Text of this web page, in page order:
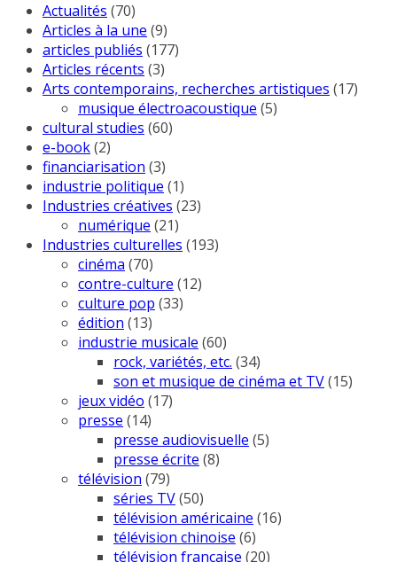
Actualités (70)
Articles à la une (9)
articles publiés (177)
Articles récents (3)
Arts contemporains, recherches artistiques (17)
musique électroacoustique (5)
cultural studies (60)
e-book(2)
financiarisation (3)
industrie politique (1)
Industries créatives (23)
numérique (21)
Industries culturelles (193)
cinéma (70)
contre-culture (12)
culture pop (33)
édition (13)
industrie musicale (60)
rock, variétés, etc. (34)
son et musique de cinéma et TV(15)
jeux vidéo (17)
presse (14)
presse audiovisuelle (5)
presse écrite (8)
télévision (79)
séries TV(50)
télévision américaine (16)
télévision chinoise (6)
télévision française (20)